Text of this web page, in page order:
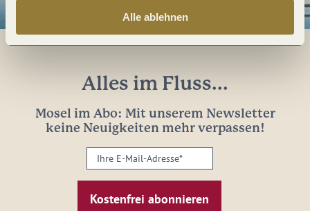
Alle ablehnen
Alles im Fluss...
Mosel im Abo: Mit unserem Newsletter
keine Neuigkeiten mehr verpassen!
Ihre
E-
Mail-
Adresse: